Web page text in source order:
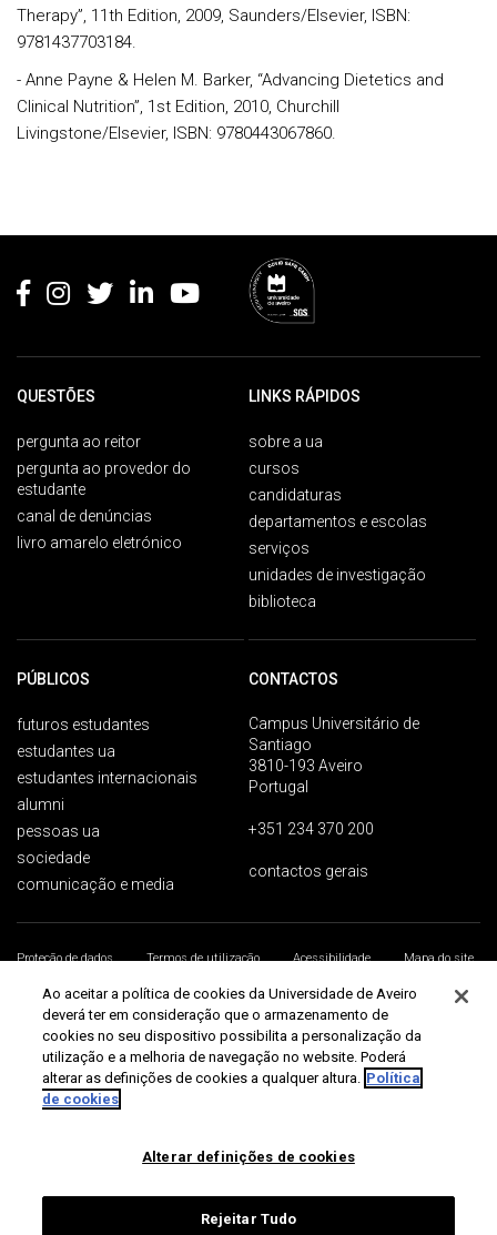
Therapy”, 11th Edition, 2009, Saunders/Elsevier, ISBN:
9781437703184.
- Anne Payne & Helen M. Barker, “Advancing Dietetics and
Clinical Nutrition”, 1st Edition, 2010, Churchill
Livingstone/Elsevier, ISBN: 9780443067860.
QUESTÕES
pergunta ao reitor
pergunta ao provedor do
estudante
canal de denúncias
livro amarelo eletrónico
LINKS RÁPIDOS
sobre a ua
cursos
candidaturas
departamentos e escolas
serviços
unidades de investigação
biblioteca
PÚBLICOS
futuros estudantes
estudantes ua
estudantes internacionais
alumni
pessoas ua
sociedade
comunicação e media
CONTACTOS
Campus Universitário de
Santiago
3810-193 Aveiro
Portugal
+351 234 370 200
contactos gerais
Proteção de dados Termos de utilização Acessibilidade
Mapa do site
Universidade de Aveiro 2026
Ao aceitar a política de cookies da Universidade de Aveiro
deverá ter em consideração que o armazenamento de
cookies no seu dispositivo possibilita a personalização da
utilização e a melhoria de navegação no website. Poderá
alterar as definições de cookies a qualquer altura. Política
de cookies
Alterar definições de cookies
Rejeitar Tudo